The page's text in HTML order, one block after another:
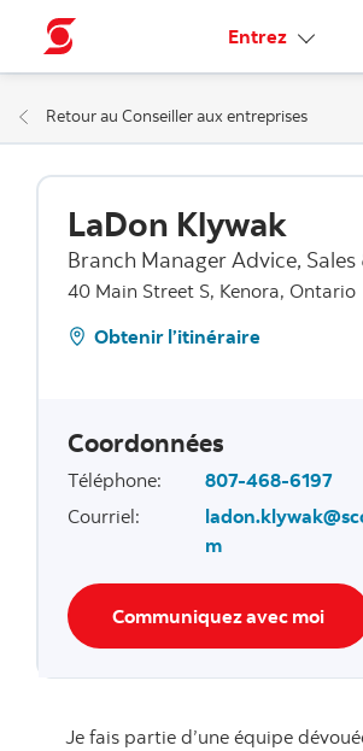
Entrez Liens
Retour au Conseiller aux entreprises
LaDon Klywak
Branch Manager Advice, Sales
40 Main Street S, Kenora, Ontario
Obtenir l’itinéraire
Coordonnées
Téléphone:
807-468-6197
Courriel:
m
Communiquez avec moi
Je fais partie d’une équipe